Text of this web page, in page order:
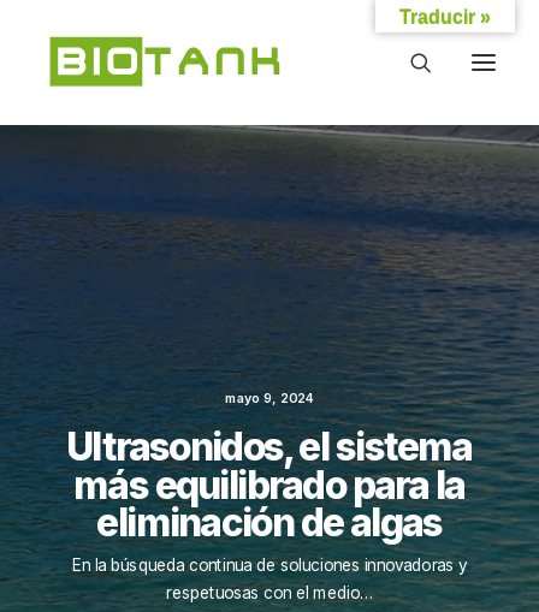
mayo 9, 2024
Ultrasonidos, el sistema
más equilibrado para la
eliminación de algas
En la búsqueda continua de soluciones innovadoras y
respetuosas con el medio…
Traducir »